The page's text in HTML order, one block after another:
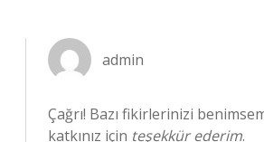
admin
Çağrı! Bazı fikirlerinizi
katkınız için teşekkür ederim.